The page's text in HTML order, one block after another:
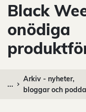
Black
onödiga
...
Arkiv - nyheter,
bloggar och